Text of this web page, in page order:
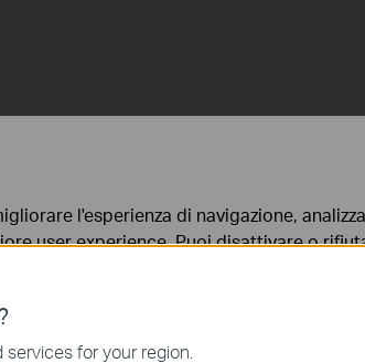
for your region.
l'esperienza di navigazione,
user experience. Puoi disattivare o
informazioni consulta la nostra
corretto funzionamento del sito e non